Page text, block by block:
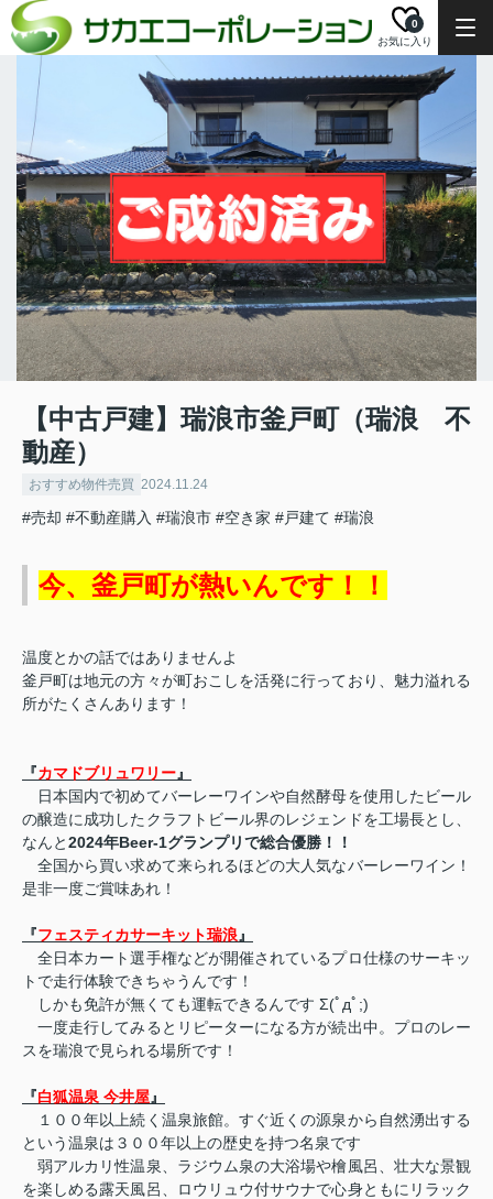
お気に入り
0
【中古戸建】瑞浪市釜戸町（瑞浪 不
動産）
おすすめ物件売買 2024.11.24
#売却 #不動産購入 #瑞浪市 #空き家 #戸建て #瑞浪
今、釜戸町が熱いんです！！
温度とかの話ではありませんよ
釜戸町は地元の方々が町おこしを活発に行っており、魅力溢れる
所がたくさんあります！
『カマドブリュワリー』
日本国内で初めてバーレーワインや自然酵母を使用したビール
の醸造に成功したクラフトビール界のレジェンドを工場長とし、
なんと2024年Beer-1グランプリで総合優勝！！
全国から買い求めて来られるほどの大人気なバーレーワイン！
是非一度ご賞味あれ！
『フェスティカサーキット瑞浪』
全日本カート選手権などが開催されているプロ仕様のサーキッ
トで走行体験できちゃうんです！
しかも免許が無くても運転できるんです Σ(ﾟдﾟ;)
一度走行してみるとリピーターになる方が続出中。プロのレー
スを瑞浪で見られる場所です！
『白狐温泉 今井屋』
１００年以上続く温泉旅館。すぐ近くの源泉から自然湧出する
という温泉は３００年以上の歴史を持つ名泉です
弱アルカリ性温泉、ラジウム泉の大浴場や檜風呂、壮大な景観
を楽しめる露天風呂、ロウリュウ付サウナで心身ともにリラック